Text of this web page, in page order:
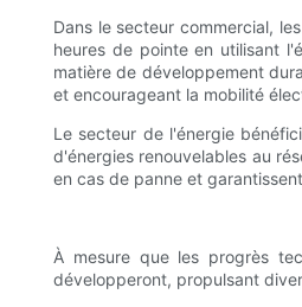
Dans le secteur commercial,
heures de pointe en utilisant
matière de développement
et encourageant la mobilité
Le secteur de l'énergie
d'énergies renouvelables au
en cas de panne et
À mesure que les progrès
développeront, propulsant